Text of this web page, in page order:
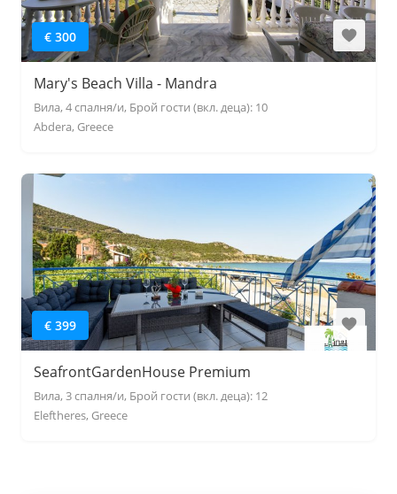
€ 300
Mary's Beach Villa - Mandra
Вила, 4 спалня/и, Брой гости (вкл. деца): 10
Abdera, Greece
€ 399
SeafrontGardenHouse Premium
Вила, 3 спалня/и, Брой гости (вкл. деца): 12
Eleftheres, Greece